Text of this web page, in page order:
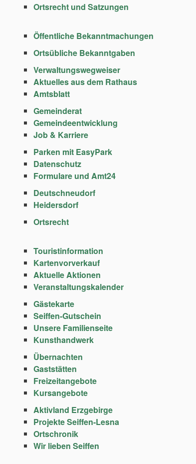
Ortsrecht und Satzungen
Öffentliche Bekanntmachungen
Ortsübliche Bekanntgaben
Verwaltungswegweiser
Aktuelles aus dem Rathaus
Amtsblatt
Gemeinderat
Gemeindeentwicklung
Job & Karriere
Parken mit EasyPark
Datenschutz
Formulare und Amt24
Deutschneudorf
Heidersdorf
Ortsrecht
Touristinformation
Kartenvorverkauf
Aktuelle Aktionen
Veranstaltungskalender
Gästekarte
Seiffen-Gutschein
Unsere Familienseite
Kunsthandwerk
Übernachten
Gaststätten
Freizeitangebote
Kursangebote
Aktivland Erzgebirge
Projekte Seiffen-Lesna
Ortschronik
Wir lieben Seiffen